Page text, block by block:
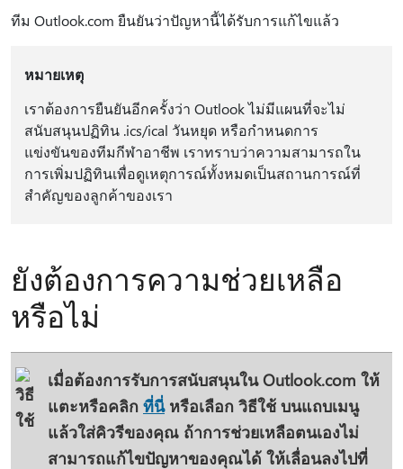
ทีม Outlook.com ยืนยันว่าปัญหานี้ได้รับการแก้ไขแล้ว
หมายเหตุ
เราต้องการยืนยันอีกครั้งว่า Outlook ไม่มีแผนที่จะไม่
สนับสนุนปฏิทิน .ics/ical วันหยุด หรือกำหนดการ
แข่งขันของทีมกีฬาอาชีพ เราทราบว่าความสามารถใน
การเพิ่มปฏิทินเพื่อดูเหตุการณ์ทั้งหมดเป็นสถานการณ์ที่
สําคัญของลูกค้าของเรา
ยังต้องการความช่วยเหลือ
หรือไม่
เมื่อต้องการรับการสนับสนุนใน Outlook.com ให้
แตะหรือคลิก ที่นี่หรือเลือก วิธีใช้ บนแถบเมนู
แล้วใส่คิวรีของคุณ ถ้าการช่วยเหลือตนเองไม่
สามารถแก้ไขปัญหาของคุณได้ ให้เลื่อนลงไปที่